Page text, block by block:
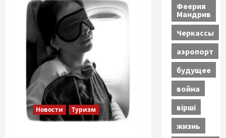
Новости Туризм
Феерия
Мандрив
Черкассы
аэропорт
будущее
война
вірші
жизнь